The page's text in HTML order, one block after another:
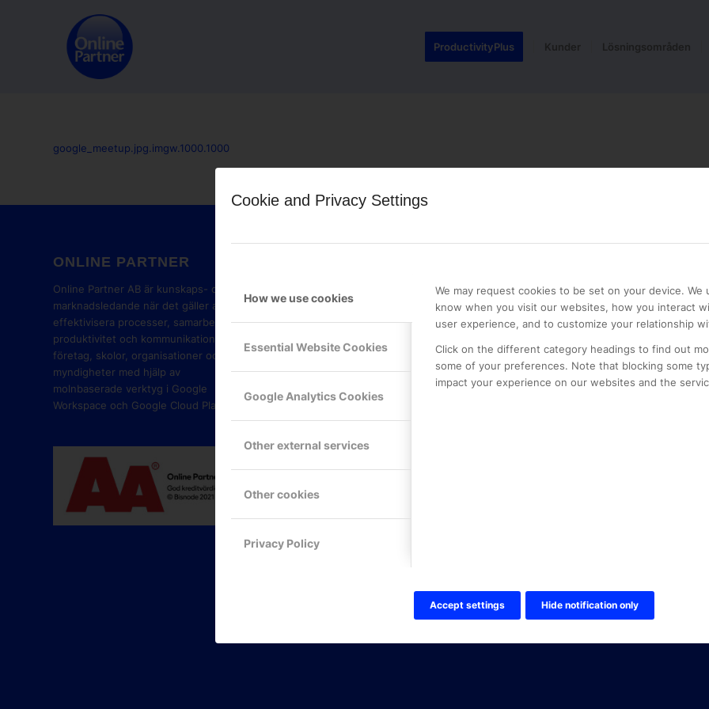
Cookie and Privacy Settings
How we use cookies
Essential Website Cookies
Google Analytics Cookies
Other external services
Other cookies
Privacy Policy
We may request cookies to be set on your device. We
know when you visit our websites, how you interact
user experience, and to customize your relationship
Click on the different category headings to find out
some of your preferences. Note that blocking some
impact your experience on our websites and the
Accept settings Hide notification only
ProductivityPlus Kunder Lösningsområden
google_meetup.jpg.imgw.1000.1000
ONLINE PARTNER
Online Partner AB är kunskaps- och
marknadsledande när det gäller att
effektivisera processer, samarbete,
produktivitet och kommunikation i
företag, skolor, organisationer och
myndigheter med hjälp av
molnbaserade verktyg i Google
Workspace och Google Cloud Platform.
ONLINE PARTNER AB
Mejerivägen 3
117 61 Stockholm
Tel: 08-42 00 04 00
Hitta hit